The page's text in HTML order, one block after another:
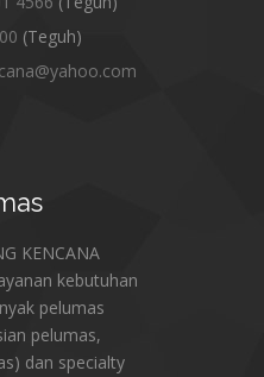
(Teguh)
KENCANA
kebutuhan
pelumas
pelumas,
dan specialty